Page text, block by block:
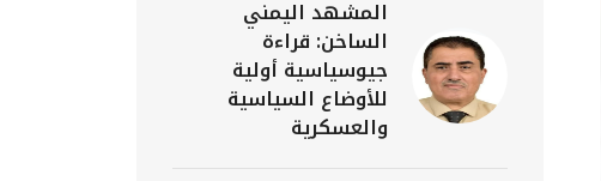
المشهد اليمني
الساخن: قراءة
جيوسياسية أولية
للأوضاع السياسية
والعسكرية